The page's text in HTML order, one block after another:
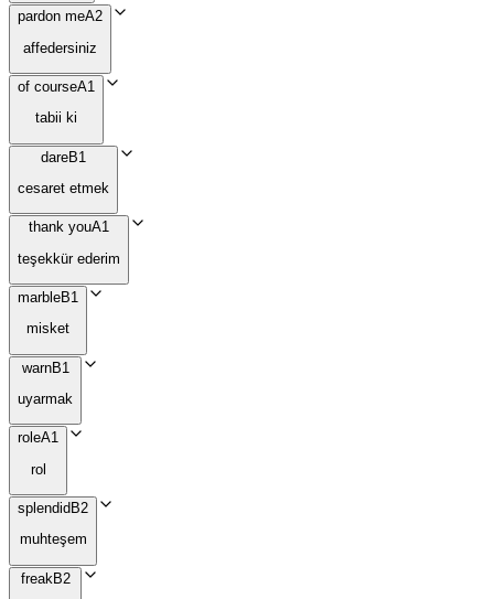
pardon meA2
affedersiniz
of courseA1
tabii ki
dareB1
cesaret etmek
thank youA1
teşekkür ederim
marbleB1
misket
warnB1
uyarmak
roleA1
rol
splendid B2
muhteşem
freakB2